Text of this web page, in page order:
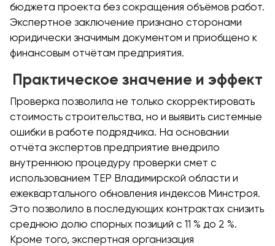
бюджета проекта без сокращения объёмов работ.
Экспертное заключение признано сторонами
юридически значимым документом и приобщено к
финансовым отчётам предприятия.
Практическое значение и эффект
Проверка позволила не только скорректировать
стоимость строительства, но и выявить системные
ошибки в работе подрядчика. На основании
отчёта экспертов предприятие внедрило
внутреннюю процедуру проверки смет с
использованием ТЕР Владимирской области и
ежеквартального обновления индексов Минстроя.
Это позволило в последующих контрактах снизить
среднюю долю спорных позиций с 11 % до 2 %.
Кроме того, экспертная организация